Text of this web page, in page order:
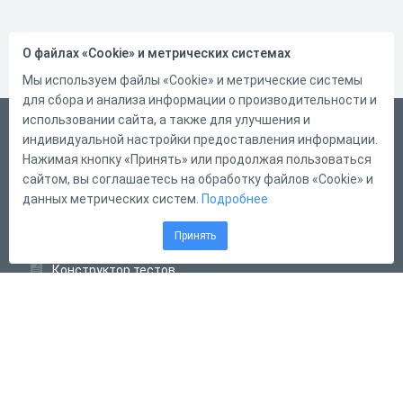
Русский
Справка
Форма обратной связи
Конструктор тестов
О файлах «Cookie» и метрических системах
Мы используем файлы «Cookie» и метрические системы
для сбора и анализа информации о производительности и
использовании сайта, а также для улучшения и
индивидуальной настройки предоставления информации.
Нажимая кнопку «Принять» или продолжая пользоваться
сайтом, вы соглашаетесь на обработку файлов «Cookie» и
данных метрических систем. Подробнее
Принять